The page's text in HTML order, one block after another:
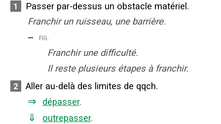
1
Passer par-dessus un obstacle matériel.
Franchir un ruisseau, une barrière.
‒ fig.
Franchir une difficulté.
Il reste plusieurs étapes à franchir.
2 Aller au-delà des limites de qqch.
⇒ dépasser.
⇓ outrepasser.